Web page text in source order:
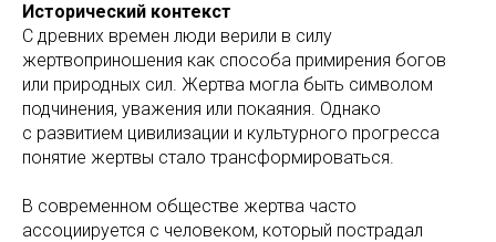
Исторический контекст
С древних времен люди верили в силу
жертвоприношения как способа примирения богов
или природных сил. Жертва могла быть символом
подчинения, уважения или покаяния. Однако
с развитием цивилизации и культурного прогресса
понятие жертвы стало трансформироваться.
В современном обществе жертва часто
ассоциируется с человеком, который пострадал